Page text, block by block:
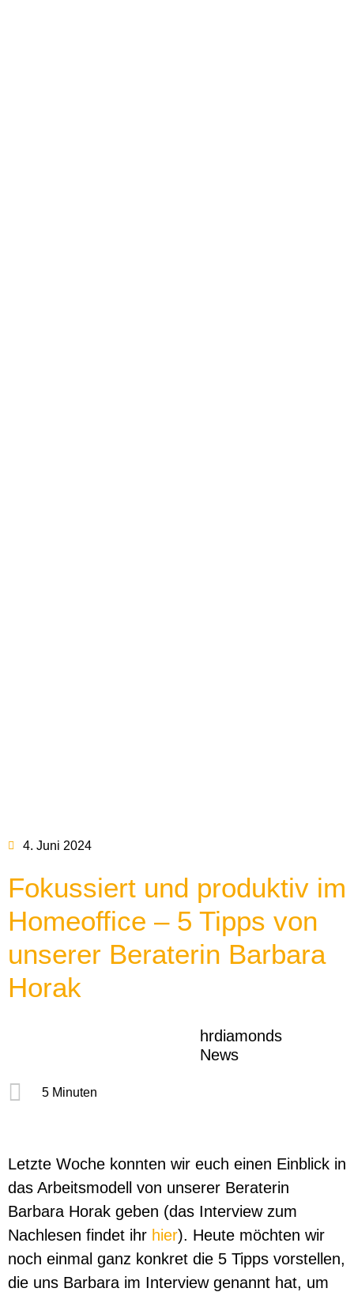
4. Juni 2024
Fokussiert und produktiv im
Homeoffice – 5 Tipps von
unserer Beraterin Barbara
Horak
hrdiamonds
News
5 Minuten
Letzte Woche konnten wir euch einen Einblick in
das Arbeitsmodell von unserer Beraterin
Barbara Horak geben (das Interview zum
Nachlesen findet ihr hier). Heute möchten wir
noch einmal ganz konkret die 5 Tipps vorstellen,
die uns Barbara im Interview genannt hat, um